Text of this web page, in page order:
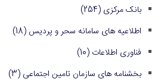
بانک مرکزی (254)
اطلاعیه های سامانه سحر و پردیس (18)
فناوری اطلاعات (10)
بخشنامه های سازمان تامین اجتماعی (3)